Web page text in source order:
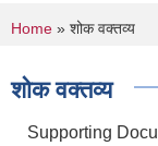
You are
Home » शोक वक्तव्य
शोक वक्तव्य
Supporting